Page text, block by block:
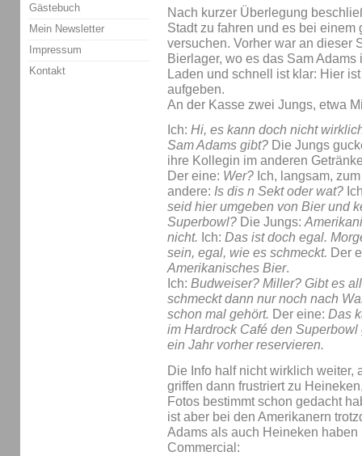
Nach kurzer Überlegung
Stadt zu fahren und es bei
versuchen. Vorher war an dieser
Bierlager, wo es das Sam
Laden und schnell ist klar: Hier
aufgeben.
An der Kasse zwei Jungs, etwa
Ich: Hi, es kann doch nicht
Sam Adams gibt? Die Jungs
ihre Kollegin im anderen
Der eine: Wer? Ich, langsam,
andere: Is dis n Sekt oder wat?
seid hier umgeben von Bier und
Superbowl? Die Jungs:
nicht. Ich: Das ist doch egal.
sein, egal, wie es schmeckt. Der
Amerikanisches Bier.
Ich: Budweiser? Miller? Gibt es
schmeckt dann nur noch nach
schon mal gehört. Der eine: Das
im Hardrock Café den
ein Jahr vorher reservieren.
Die Info half nicht wirklich weiter,
griffen dann frustriert zu
Fotos bestimmt schon gedacht
ist aber bei den Amerikanern
Adams als auch Heineken
Commercial:
Gästebuch
Mein Newsletter
Impressum
Kontakt